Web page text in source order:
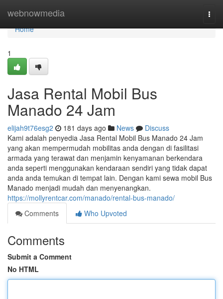
webnowmedia
Home
Home
1
Jasa Rental Mobil Bus
Manado 24 Jam
elijah9t76esg2 181 days ago News
Discuss
Kami adalah penyedia Jasa Rental Mobil Bus Manado 24 Jam
yang akan mempermudah mobilitas anda dengan di fasilitasi
armada yang terawat dan menjamin kenyamanan berkendara
anda seperti menggunakan kendaraan sendiri yang tidak dapat
anda anda temukan di tempat lain. Dengan kami sewa mobil Bus
Manado menjadi mudah dan menyenangkan.
https://mollyrentcar.com/manado/rental-bus-manado/
Comments
Who Upvoted
Comments
Submit a Comment
No HTML